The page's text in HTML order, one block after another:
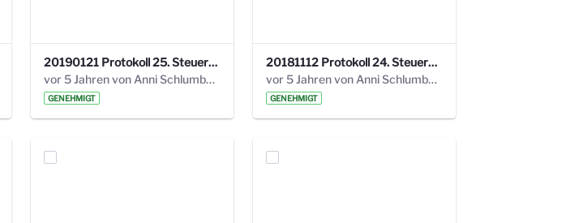
20190121 Protokoll 25. Steuerungskreis.pdf
vor 5 Jahren von Anni Schlumberger
GENEHMIGT
20181112 Protokoll 24. Steuerungskreis.pdf
vor 5 Jahren von Anni Schlumberger
GENEHMIGT